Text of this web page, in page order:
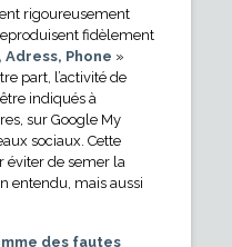
rigoureusement
fidèlement
Adress, Phone »
part, l’activité de
indiqués à
sur Google My
sociaux. Cette
éviter de semer la
entendu, mais aussi
des fautes